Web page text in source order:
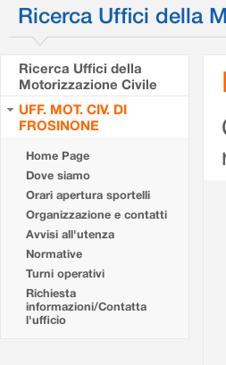
Ricerca Uffici della
Ricerca Uffici della
Motorizzazione Civile
UFF. MOT. CIV. DI
FROSINONE
Home Page
Dove siamo
Orari apertura sportelli
Organizzazione e contatti
Avvisi all'utenza
Normative
Turni operativi
Richiesta
informazioni/Contatta
l'ufficio